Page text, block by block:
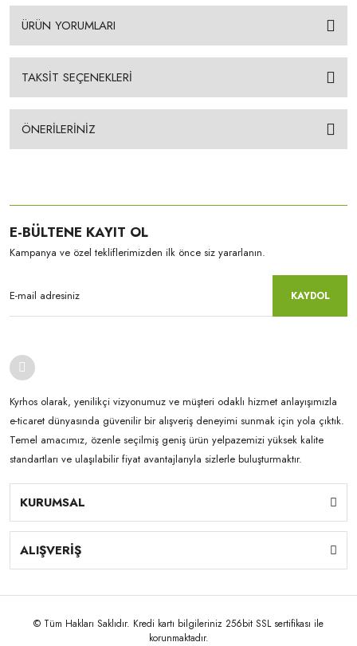
ÜRÜN YORUMLARI
TAKSİT SEÇENEKLERİ
ÖNERİLERİNİZ
E-BÜLTENE KAYIT OL
Kampanya ve özel tekliflerimizden ilk önce siz yararlanın.
KAYDOL
Kyrhos olarak, yenilikçi vizyonumuz ve müşteri odaklı hizmet anlayışımızla
e-ticaret dünyasında güvenilir bir alışveriş deneyimi sunmak için yola çıktık.
Temel amacımız, özenle seçilmiş geniş ürün yelpazemizi yüksek kalite
standartları ve ulaşılabilir fiyat avantajlarıyla sizlerle buluşturmaktır.
KURUMSAL
ALIŞVERİŞ
© Tüm Hakları Saklıdır. Kredi kartı bilgileriniz 256bit SSL sertifikası ile
korunmaktadır.